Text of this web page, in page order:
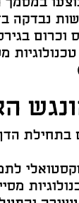
במסמך
נבדקה
וכרום
בתחילת